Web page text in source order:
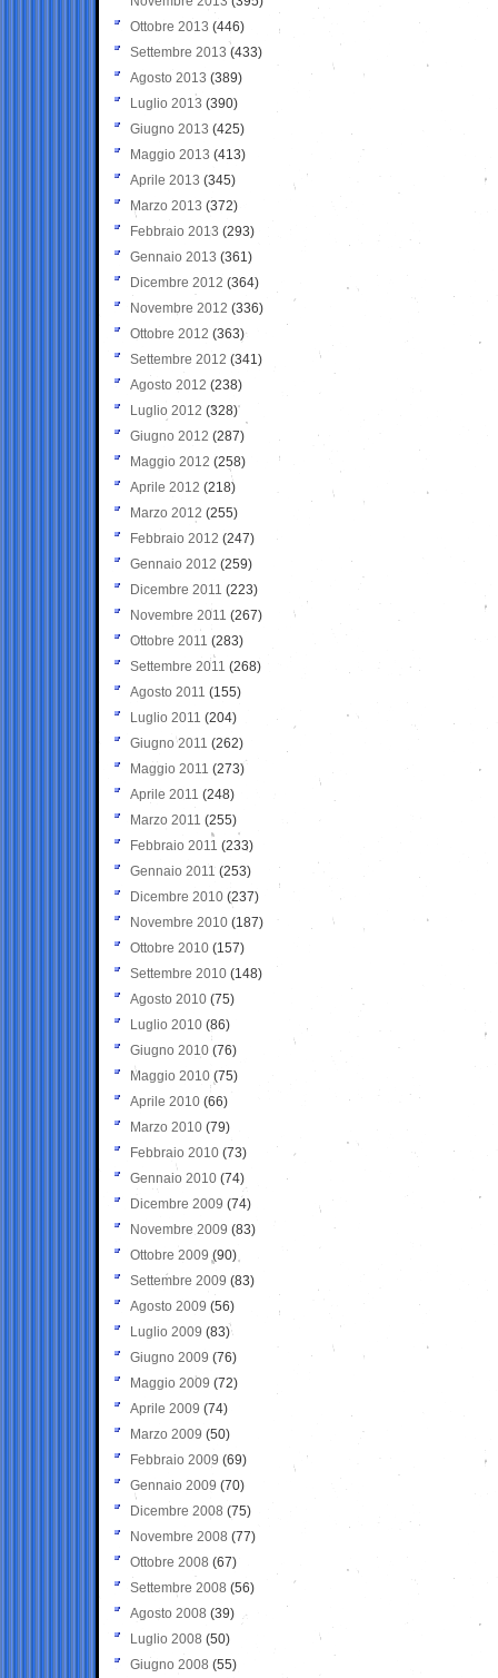
Ottobre 2013 (446)
Settembre 2013 (433)
Agosto 2013 (389)
Luglio 2013 (390)
Giugno 2013 (425)
Maggio 2013 (413)
Aprile 2013 (345)
Marzo 2013 (372)
Febbraio 2013 (293)
Gennaio 2013 (361)
Dicembre 2012 (364)
Novembre 2012 (336)
Ottobre 2012 (363)
Settembre 2012 (341)
Agosto 2012 (238)
Luglio 2012 (328)
Giugno 2012 (287)
Maggio 2012 (258)
Aprile 2012 (218)
Marzo 2012 (255)
Febbraio 2012 (247)
Gennaio 2012 (259)
Dicembre 2011 (223)
Novembre 2011 (267)
Ottobre 2011 (283)
Settembre 2011 (268)
Agosto 2011 (155)
Luglio 2011 (204)
Giugno 2011 (262)
Maggio 2011 (273)
Aprile 2011 (248)
Marzo 2011 (255)
Febbraio 2011 (233)
Gennaio 2011 (253)
Dicembre 2010 (237)
Novembre 2010 (187)
Ottobre 2010 (157)
Settembre 2010 (148)
Agosto 2010 (75)
Luglio 2010 (86)
Giugno 2010 (76)
Maggio 2010 (75)
Aprile 2010 (66)
Marzo 2010 (79)
Febbraio 2010 (73)
Gennaio 2010 (74)
Dicembre 2009 (74)
Novembre 2009 (83)
Ottobre 2009 (90)
Settembre 2009 (83)
Agosto 2009 (56)
Luglio 2009 (83)
Giugno 2009 (76)
Maggio 2009 (72)
Aprile 2009 (74)
Marzo 2009 (50)
Febbraio 2009 (69)
Gennaio 2009 (70)
Dicembre 2008 (75)
Novembre 2008 (77)
Ottobre 2008 (67)
Settembre 2008 (56)
Agosto 2008 (39)
Luglio 2008 (50)
Giugno 2008 (55)